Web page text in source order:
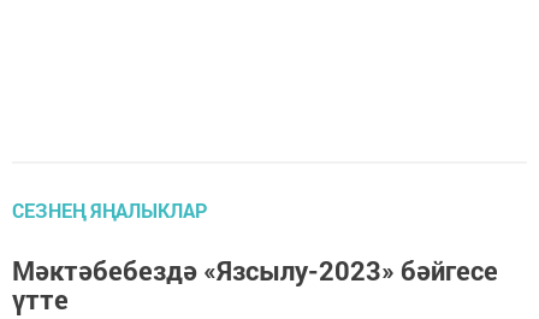
СЕЗНЕҢ ЯҢАЛЫКЛАР
Мәктәбебездә «Язсылу-2023» бәйгесе
үтте